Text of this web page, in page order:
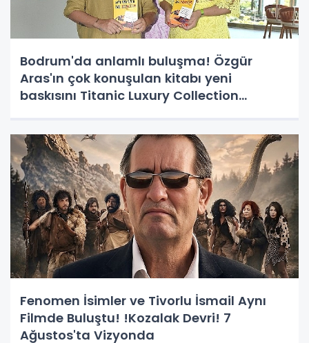
Bodrum'da anlamlı buluşma! Özgür
Aras'ın çok konuşulan kitabı yeni
baskısını Titanic Luxury Collection
Fenomen İsimler ve Tivorlu İsmail Aynı
Filmde Buluştu! !Kozalak Devri! 7
Ağustos'ta Vizyonda